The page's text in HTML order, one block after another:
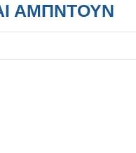
ΑΜΠΝΤΟΥΝ